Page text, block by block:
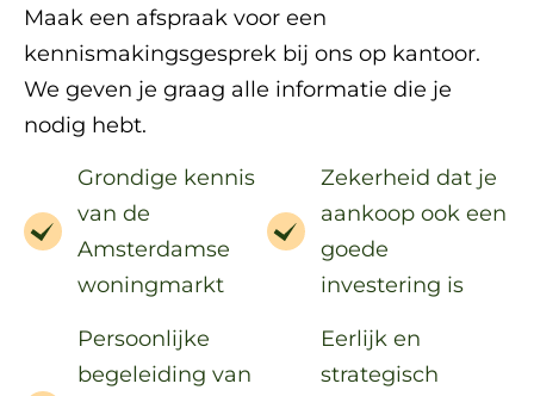
Maak een afspraak voor een
kennismakingsgesprek bij ons op kantoor.
We geven je graag alle informatie die je
nodig hebt.
Grondige kennis
van de
Amsterdamse
woningmarkt
Persoonlijke
begeleiding van
Zekerheid dat je
aankoop ook een
goede
investering is
Eerlijk en
strategisch